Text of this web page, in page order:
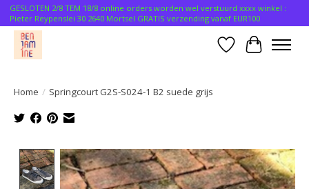
GESLOTEN 2/8 TEM 18/8 online orders worden wel verstuurd xxxx winkel :
Pieter Reypenslei 30 2640 Mortsel GRATIS verzending vanaf EUR100
Verlanglijst
Home / Springcourt G2S-S024-1 B2 suede grijs
Product image slideshow Items